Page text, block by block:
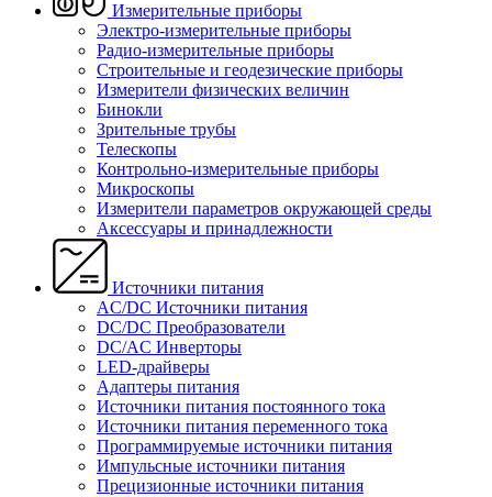
Измерительные приборы
Электро-измерительные приборы
Радио-измерительные приборы
Строительные и геодезические приборы
Измерители физических величин
Бинокли
Зрительные трубы
Телескопы
Контрольно-измерительные приборы
Микроскопы
Измерители параметров окружающей среды
Аксессуары и принадлежности
Источники питания
AC/DC Источники питания
DC/DC Преобразователи
DC/AC Инверторы
LED-драйверы
Адаптеры питания
Источники питания постоянного тока
Источники питания переменного тока
Программируемые источники питания
Импульсные источники питания
Прецизионные источники питания